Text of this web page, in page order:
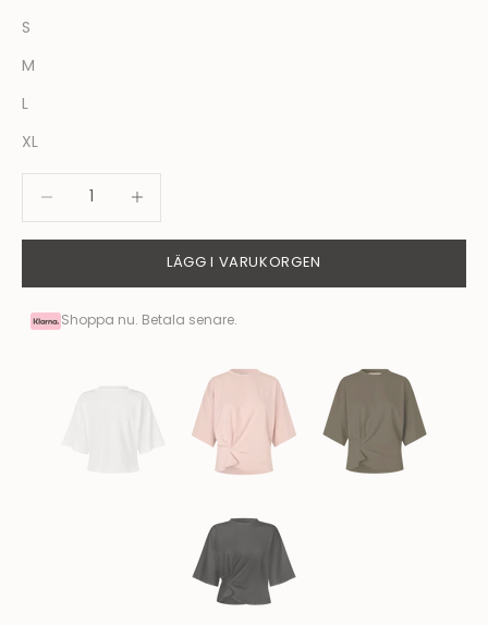
S
M
L
XL
LÄGG I VARUKORGEN
Shoppa nu. Betala senare.